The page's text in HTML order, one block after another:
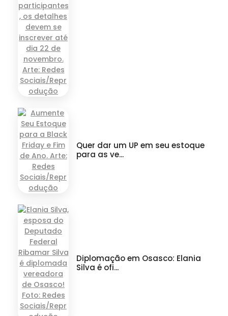
Quer dar um UP em seu estoque
para as ve...
Diplomação em Osasco: Elania
Silva é ofi...